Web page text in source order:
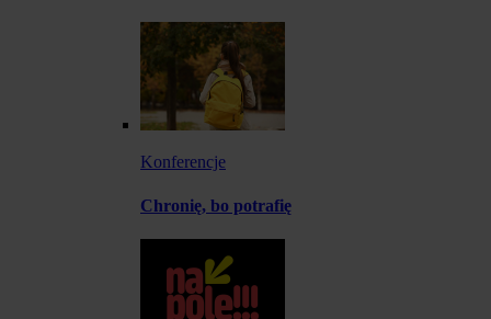
Konferencje
Chronię, bo potrafię